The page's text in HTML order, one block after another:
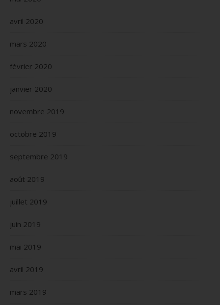
avril 2020
mars 2020
février 2020
janvier 2020
novembre 2019
octobre 2019
septembre 2019
août 2019
juillet 2019
juin 2019
mai 2019
avril 2019
mars 2019